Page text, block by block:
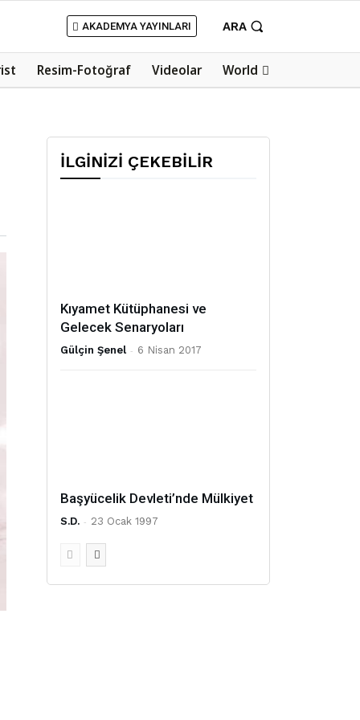
AKADEMYA YAYINLARI ARA
Resim-Fotoğraf Videolar World
İLGİNİZİ ÇEKEBİLİR
Kıyamet Kütüphanesi ve
Gelecek Senaryoları
Gülçin Şenel - 6 Nisan 2017
Başyücelik Devleti’nde Mülkiyet
S.D. - 23 Ocak 1997